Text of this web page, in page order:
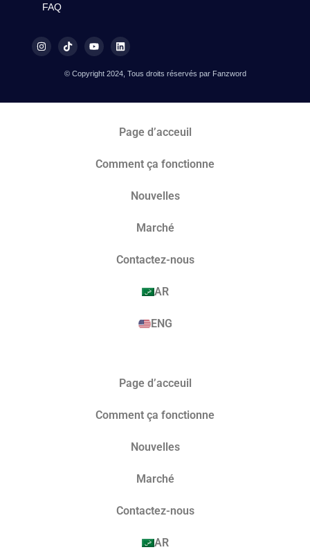
FAQ
© Copyright 2024, Tous droits réservés par Fanzword
Page d’acceuil
Comment ça fonctionne
Nouvelles
Marché​
Contactez-nous
AR
ENG
Page d’acceuil
Comment ça fonctionne
Nouvelles
Marché​
Contactez-nous
AR